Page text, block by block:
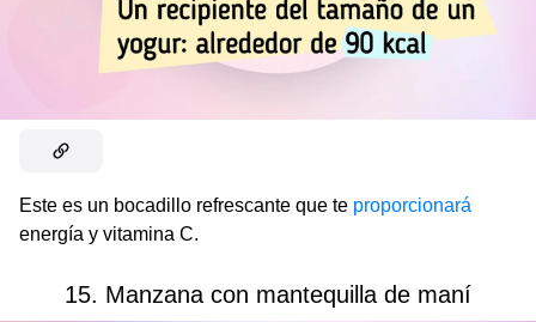
Este es un bocadillo refrescante que te proporcionará
energía y vitamina C.
15. Manzana con mantequilla de maní